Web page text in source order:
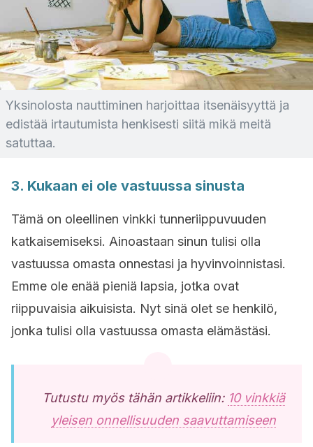
Yksinolosta nauttiminen harjoittaa itsenäisyyttä ja
edistää irtautumista henkisesti siitä mikä meitä
satuttaa.
3. Kukaan ei ole vastuussa sinusta
Tämä on oleellinen vinkki tunneriippuvuuden
katkaisemiseksi. Ainoastaan sinun tulisi olla
vastuussa omasta onnestasi ja hyvinvoinnistasi.
Emme ole enää pieniä lapsia, jotka ovat
riippuvaisia aikuisista. Nyt sinä olet se henkilö,
jonka tulisi olla vastuussa omasta elämästäsi.
Tutustu myös tähän artikkeliin: 10 vinkkiä
yleisen onnellisuuden saavuttamiseen